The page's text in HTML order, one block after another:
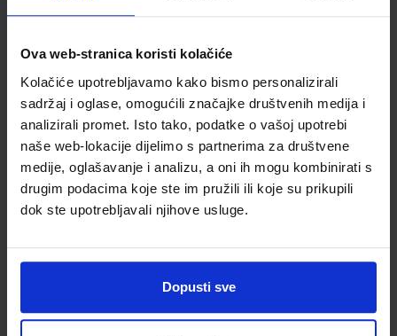
Ova web-stranica koristi kolačiće
Kolačiće upotrebljavamo kako bismo personalizirali
sadržaj i oglase, omogućili značajke društvenih medija i
analizirali promet. Isto tako, podatke o vašoj upotrebi
naše web-lokacije dijelimo s partnerima za društvene
medije, oglašavanje i analizu, a oni ih mogu kombinirati s
drugim podacima koje ste im pružili ili koje su prikupili
dok ste upotrebljavali njihove usluge.
Dopusti sve
Newsletter prijava
Prijavite se kako bi primali informacije o novim
proizvodima i uslugama, akcijama i drugim
pogodnostima